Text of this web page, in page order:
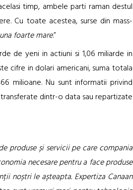
timp, ambele parti raman destul
Cu toate acestea, surse din mass-
una foarte mare.”
de yeni in actiuni si 1,06 miliarde in
cifre in dolari americani, suma totala
milioane. Nu sunt informatii privind
dintr-o data sau repartizate
produse și servicii pe care compania
necesare pentru a face produse
noștri le așteapta. Expertiza Canaan